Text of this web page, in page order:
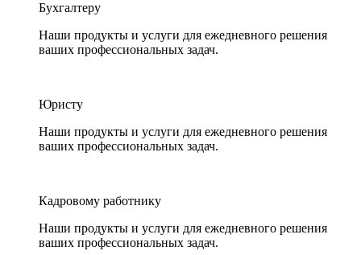
Бухгалтеру
Наши продукты и услуги для ежедневного решения
ваших профессиональных задач.
Юристу
Наши продукты и услуги для ежедневного решения
ваших профессиональных задач.
Кадровому работнику
Наши продукты и услуги для ежедневного решения
ваших профессиональных задач.